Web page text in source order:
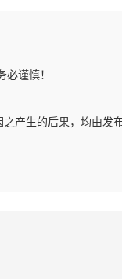
谨慎！
产生的后果，均由发